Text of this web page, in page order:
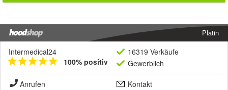
Platin
Intermedical24
100% positiv
16319 Verkäufe
Gewerblich
Anrufen
Kontakt